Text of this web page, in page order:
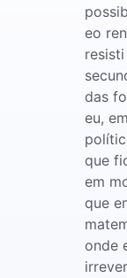
eo
das
eu,
que
em
que
onde